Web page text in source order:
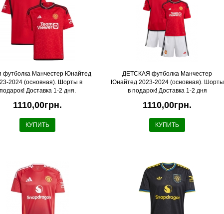
футболка Манчестер Юнайтед
2024 (основная). Шорты в
подарок! Доставка 1-2 дня.
1110,00грн.
КУПИТЬ
ДЕТСКАЯ футболка Манчестер
Юнайтед 2023-2024 (основная). Шорты
в подарок! Доставка 1-2 дня
1110,00грн.
КУПИТЬ